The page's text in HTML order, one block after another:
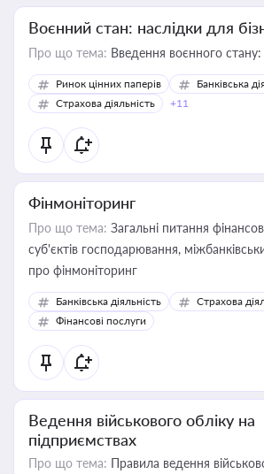
Воєнний стан: наслідки для
Про що тема: Введення воєнного
Ринок цінних паперів
Банківська
Страхова діяльність
+11
Фінмоніторинг
Про що тема: Загальні питання
суб'єктів господарювання,
про фінмоніторинг
Банківська діяльність
Страхова
Фінансові послуги
Ведення військового обліку на
підприємствах
Про що тема: Правила ведення